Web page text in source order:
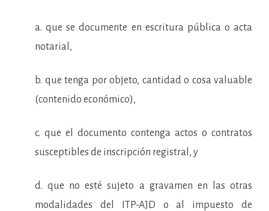
a. que se documente en escritura pública o acta
notarial,
b. que tenga por objeto, cantidad o cosa valuable
(contenido económico),
c. que el documento contenga actos o contratos
susceptibles de inscripción registral, y
d. que no esté sujeto a gravamen en las otras
modalidades del ITP-AJD o al impuesto de